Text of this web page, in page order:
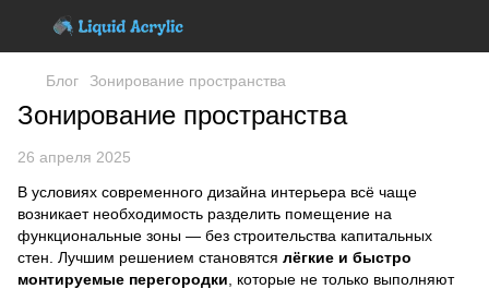
Блог Зонирование пространства
Зонирование пространства
26 апреля 2025
В условиях современного дизайна интерьера всё чаще
возникает необходимость разделить помещение на
функциональные зоны — без строительства капитальных
стен. Лучшим решением становятся лёгкие и быстро
монтируемые перегородки , которые не только выполняют